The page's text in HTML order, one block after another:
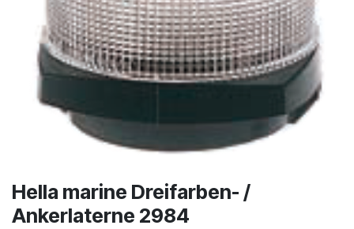
Hella marine Dreifarben- /
Ankerlaterne 2984